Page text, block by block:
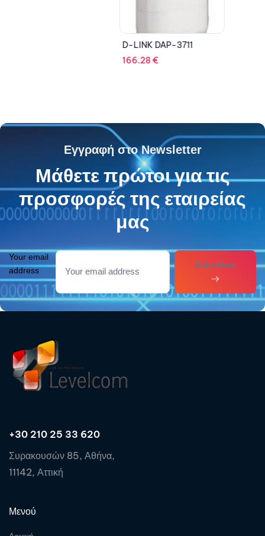
D-LINK DAP-3711
166.28€
Εγγραφή στο Newsletter
Μάθετε πρώτοι για τις
προσφορές της εταιρείας
μας
Your email
address
Subcribes
+30 210 25 33 620
Συρακουσών 85, Αθήνα,
11142, Αττική
Μενού